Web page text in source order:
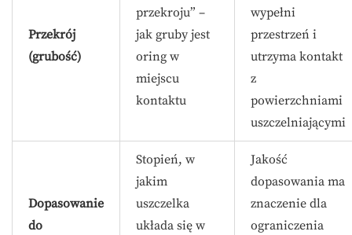
Przekrój
(grubość)
przekroju” –
jak gruby jest
oring w
miejscu
kontaktu
wypełni
przestrzeń i
utrzyma kontakt
z
powierzchniami
uszczelniającymi
Dopasowanie
do
Stopień, w
jakim
uszczelka
układa się w
Jakość
dopasowania ma
znaczenie dla
ograniczenia